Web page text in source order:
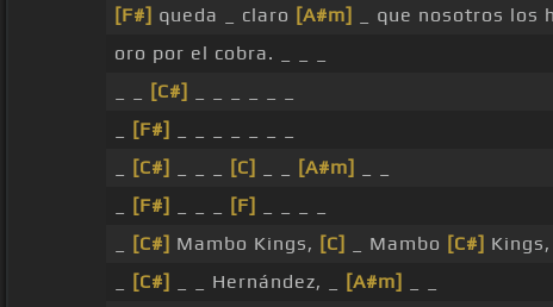
[F#] queda _ claro [A#m] _ que nosotros los
oro por el cobra. _ _ _
[C#]
[F#]
[C#] [C] [A#m]
[F#] [F]
[C#] Mambo Kings, [C] _ Mambo [C#] Kings,
[C#] _ _ Hernández, _ [A#m]